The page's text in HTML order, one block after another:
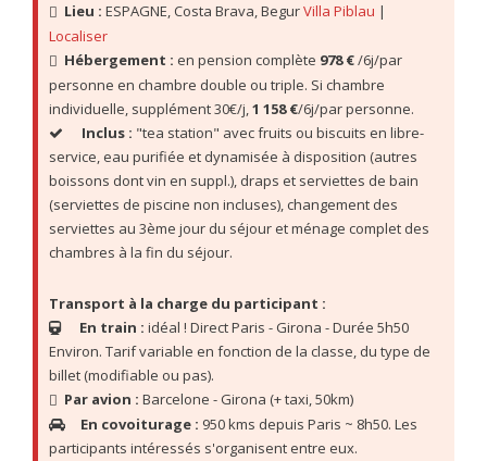
Lieu : ESPAGNE, Costa Brava, Begur Villa Piblau
Localiser
Hébergement : en pension complète 978 € /6j/par
personne en chambre double ou triple. Si chambre
individuelle, supplément 30€/j, 1 158 €/6j/par personne.
Inclus : "tea station" avec fruits ou biscuits en libre-
service, eau purifiée et dynamisée à disposition (autres
boissons dont vin en suppl.), draps et serviettes de bain
(serviettes de piscine non incluses), changement des
serviettes au 3ème jour du séjour et ménage complet des
chambres à la fin du séjour.
Transport à la charge du participant :
En train : idéal ! Direct Paris - Girona - Durée 5h50
Environ. Tarif variable en fonction de la classe, du type de
billet (modifiable ou pas).
Par avion : Barcelone - Girona (+ taxi, 50km)
En covoiturage : 950 kms depuis Paris ~ 8h50. Les
participants intéressés s'organisent entre eux.